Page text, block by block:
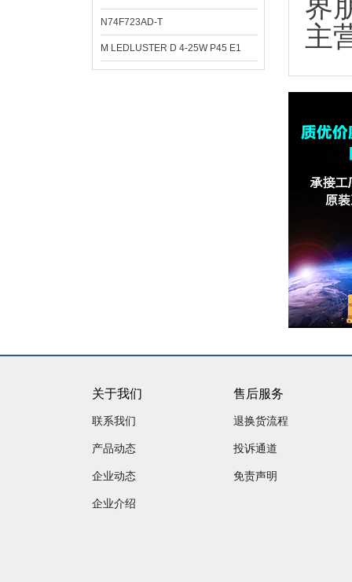
N74F723AD-T
M LEDLUSTER D 4-25W P45 E1
界
主
关于我们
联系我们
产品动态
企业动态
企业介绍
售后服务
退换货流程
投诉通道
免责声明